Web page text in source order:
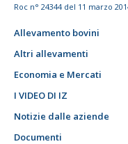
Roc n° 24344 del 11 marzo
Allevamento bovini
Altri allevamenti
Economia e Mercati
I VIDEO DI IZ
Notizie dalle aziende
Documenti